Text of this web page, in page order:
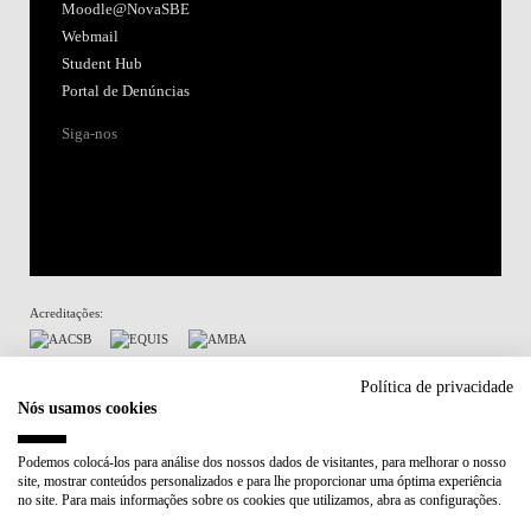
Moodle@NovaSBE
Webmail
Student Hub
Portal de Denúncias
Siga-nos
Acreditações:
Participa em:
Plano de Recuperação e Resiliência (PRR)
Política de privacidade
Nós usamos cookies
Podemos colocá-los para análise dos nossos dados de visitantes, para melhorar o nosso
site, mostrar conteúdos personalizados e para lhe proporcionar uma óptima experiência
no site. Para mais informações sobre os cookies que utilizamos, abra as configurações.